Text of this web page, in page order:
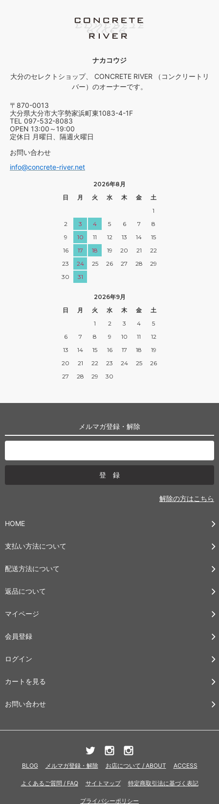
ナカコウジ
大分のセレクトショップ、 CONCRETE RIVER （コンクリートリ
バー）のオーナーです。
〒870-0013
大分県大分市大字勢家浜町東1083-4-1F
TEL 097-532-8083
OPEN 13:00～19:00
定休日 月曜日、隔週火曜日
お問い合わせ
info@concrete-river.net
2026年8月
日
月 火 水 木 金
土
1
2
3 4 5 6 7
8
9
10 11 12 13 14
15
16
17 18 19 20 21
22
23
24 25 26 27 28
29
30
31
2026年9月
日
月 火 水 木 金
土
1
2 3 4
5
6
7 8 9 10 11
12
13
14 15 16 17 18
19
20
21 22 23 24 25
26
27
28 29 30
メルマガ登録・解除
解除の方はこちら
HOME
支払い方法について
配送方法について
返品について
マイページ
会員登録
ログイン
カートを見る
お問い合わせ
BLOG メルマガ登録・解除 お店について / ABOUT ACCESS
よくあるご質問 / FAQ サイトマップ 特定商取引法に基づく表記
プライバシーポリシー